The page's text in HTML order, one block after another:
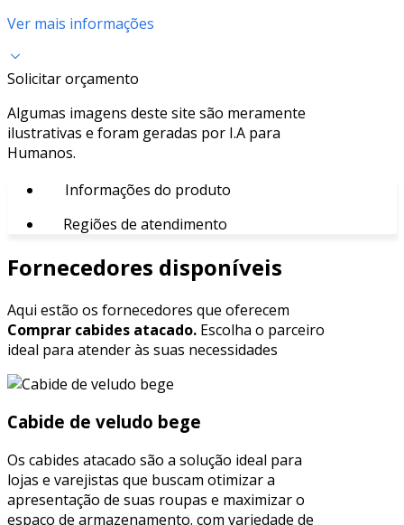
Ver mais informações
Solicitar orçamento
Algumas imagens deste site são meramente
ilustrativas e foram geradas por I.A para
Humanos.
Informações do produto
Regiões de atendimento
Fornecedores disponíveis
Aqui estão os fornecedores que oferecem
Comprar cabides atacado. Escolha o parceiro
ideal para atender às suas necessidades
Cabide de veludo bege
Os cabides atacado são a solução ideal para
lojas e varejistas que buscam otimizar a
apresentação de suas roupas e maximizar o
espaço de armazenamento. com variedade de